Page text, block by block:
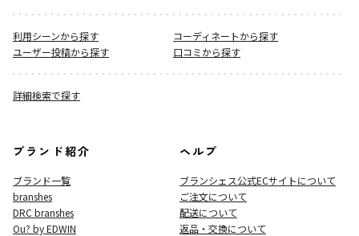
利用シーンから探す
コーディネートから探す
ユーザー投稿から探す
口コミから探す
詳細検索で探す
ブランド紹介
ブランド一覧
branshes
DRC branshes
Ou? by EDWIN
ヘルプ
ブランシェス公式ECサイトについて
ご注文について
配送について
返品・交換について